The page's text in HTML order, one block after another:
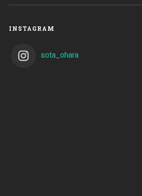
INSTAGRAM
sota_ohara